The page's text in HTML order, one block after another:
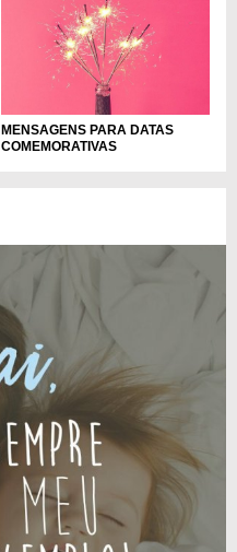
MENSAGENS PARA DATAS
COMEMORATIVAS